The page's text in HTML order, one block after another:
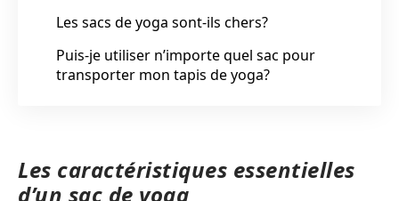
Les sacs de yoga sont-ils chers?
Puis-je utiliser n’importe quel sac pour
transporter mon tapis de yoga?
Les caractéristiques essentielles
d’un sac de yoga